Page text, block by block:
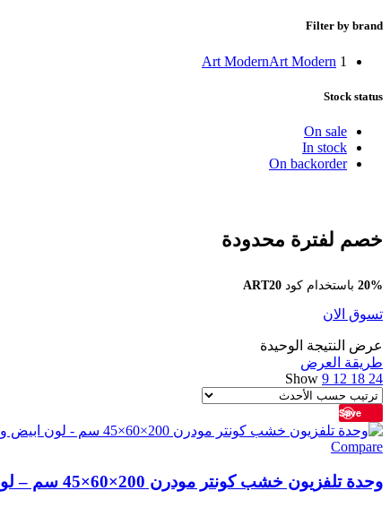
Filter by brand
Art ModernArt Modern 1
Stock status
On sale
In stock
On backorder
خصم لفترة محدودة
20% باستخدام كود ART20
تسوق الان
عرض النتيجة الوحيدة
طريقة العرض
Show 9 12 18 24
Save
Compare
وحدة تلفزيون خشب كونتر مودرن 200×60×45 سم – لون ابيض وخشبى ART232486